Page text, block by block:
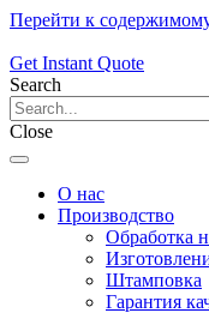
Перейти к
Get Instant Quote
Search
Close
О нас
Производство
Обработка
Штамповка
Гарантия